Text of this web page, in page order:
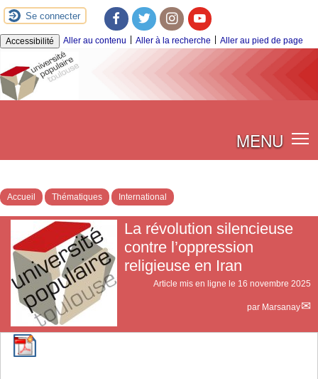
Se connecter
FacebookTwitter InstagramYoutube
Accessibilité Aller au contenu | Aller à la recherche | Aller au pied de page
MENU
Accueil Thématiques International
La révolution silencieuse
contre l’oppression
religieuse en Iran
Article mis en ligne le 16 novembre 2025
par Marsanay